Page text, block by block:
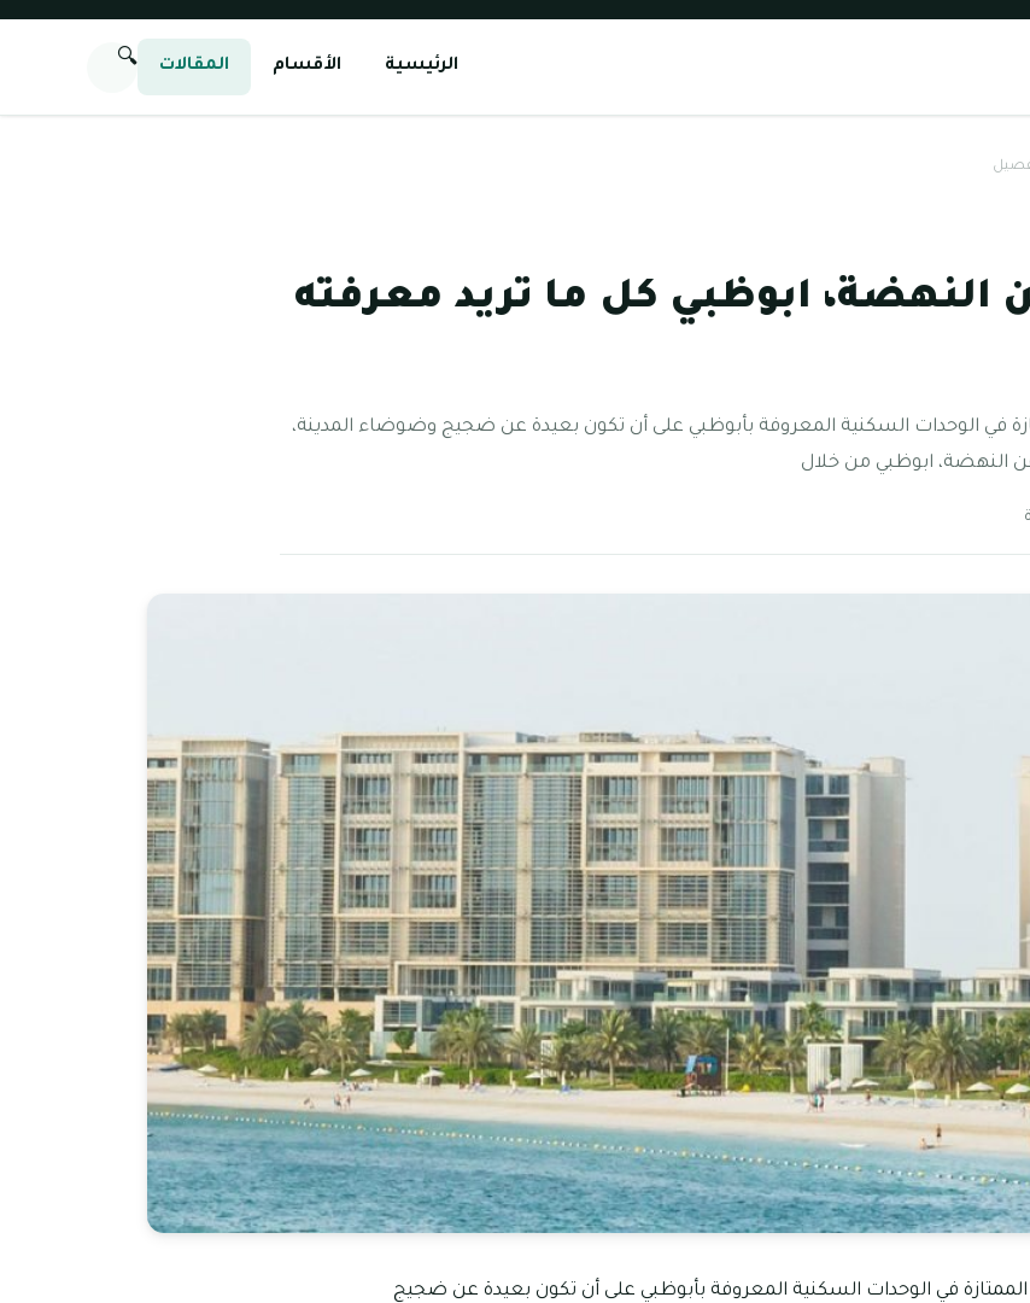
الرئيسية الأقسام المقالات 🔍
النهضة، ابوظبي كل ما تريد معرفته
في الوحدات السكنية المعروفة بأبوظبي على أن تكون بعيدة عن ضجيج وضوضاء المدينة،
النهضة، ابوظبي من خلال
في الوحدات السكنية المعروفة بأبوظبي على أن تكون بعيدة عن ضجيج